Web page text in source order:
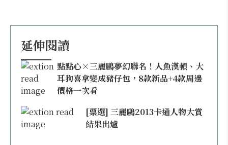
延伸閱讀
點點心×三麗鷗夢幻聯名！人魚漢頓、大
耳狗喜拿變成豬仔包，8款新品+4款周邊
價格一次看
[票選] 三麗鷗2013卡通人物大賞
結果出爐